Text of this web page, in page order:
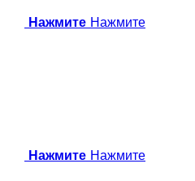
Нажмите Нажмите
Нажмите Нажмите